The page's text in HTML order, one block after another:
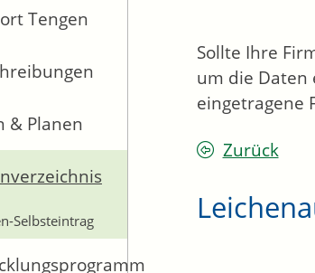
Tengen
& Planen
Selbsteintrag
Sollte Ihre
um die Daten
eingetragene
Zurück